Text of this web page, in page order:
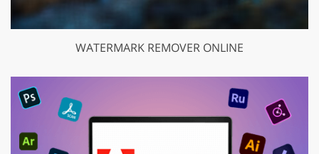
WATERMARK REMOVER ONLINE